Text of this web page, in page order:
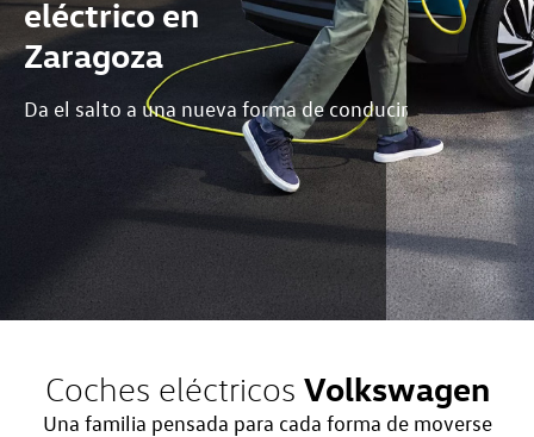
eléctrico en
Zaragoza
Da el salto a una nueva forma de conducir
Coches eléctricos Volkswagen
Una familia pensada para cada forma de moverse